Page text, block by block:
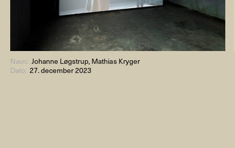
Navn:Johanne Løgstrup, Mathias Kryger
Dato:27. december 2023